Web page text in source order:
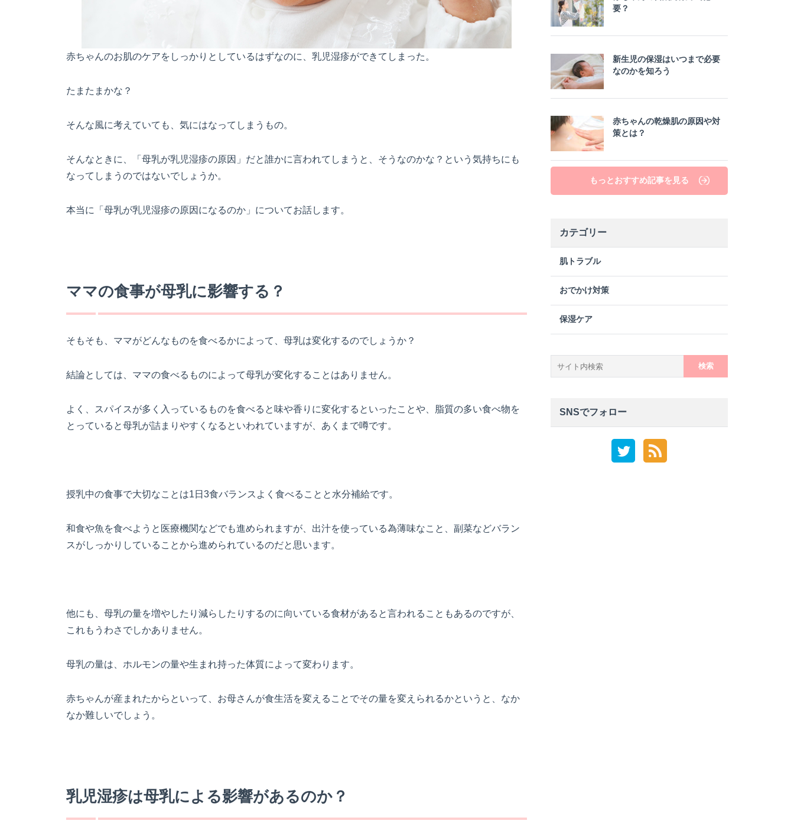
赤ちゃんのお肌のケアをしっかりとしているはずなのに、乳児湿疹ができてしまった。
たまたまかな？
そんな風に考えていても、気にはなってしまうもの。
そんなときに、「母乳が乳児湿疹の原因」だと誰かに言われてしまうと、そうなのかな？という気持ちにも
なってしまうのではないでしょうか。
本当に「母乳が乳児湿疹の原因になるのか」についてお話します。
ママの食事が母乳に影響する？
そもそも、ママがどんなものを食べるかによって、母乳は変化するのでしょうか？
結論としては、ママの食べるものによって母乳が変化することはありません。
よく、スパイスが多く入っているものを食べると味や香りに変化するといったことや、脂質の多い食べ物を
とっていると母乳が詰まりやすくなるといわれていますが、あくまで噂です。
授乳中の食事で大切なことは1日3食バランスよく食べることと水分補給です。
和食や魚を食べようと医療機関などでも進められますが、出汁を使っている為薄味なこと、副菜などバラン
スがしっかりしていることから進められているのだと思います。
他にも、母乳の量を増やしたり減らしたりするのに向いている食材があると言われることもあるのですが、
これもうわさでしかありません。
母乳の量は、ホルモンの量や生まれ持った体質によって変わります。
赤ちゃんが産まれたからといって、お母さんが食生活を変えることでその量を変えられるかというと、なか
なか難しいでしょう。
乳児湿疹は母乳による影響があるのか？
要？
新生児の保湿はいつまで必要
なのかを知ろう
赤ちゃんの乾燥肌の原因や対
策とは？
もっとおすすめ記事を見る
カテゴリー
肌トラブル
おでかけ対策
保湿ケア
索:
SNSでフォロー